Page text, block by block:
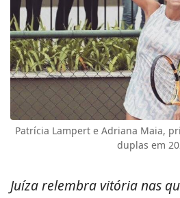
Patrícia Lampert e Adriana Maia,
duplas em
Juíza relembra vitória nas